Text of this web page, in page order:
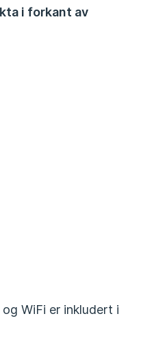
i forkant av
WiFi er inkludert i